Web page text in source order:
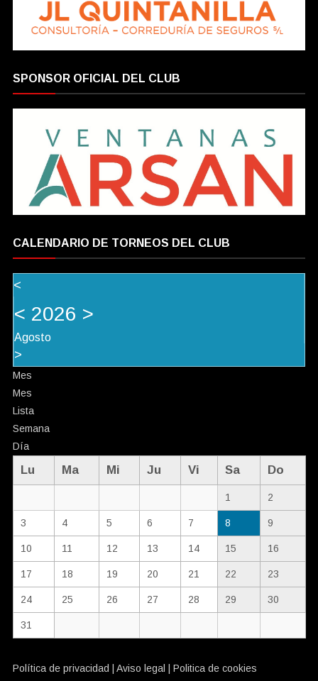
SPONSOR OFICIAL DEL CLUB
CALENDARIO DE TORNEOS DEL CLUB
<
< 2026 >
Agosto
>
Mes
Mes
Lista
Semana
Día
Lu Ma Mi Ju Vi Sa Do
1 2
3 4 5 6 7 8 9
10 11 12 13 14 15 16
17 18 19 20 21 22 23
24 25 26 27 28 29 30
31
Política de privacidad |Aviso legal |Politica de cookies